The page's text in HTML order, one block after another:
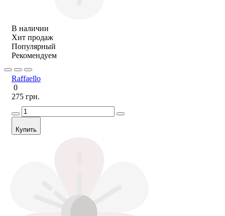
В наличии
Хит продаж
Популярный
Рекомендуем
Raffaello
0
275 грн.
Купить